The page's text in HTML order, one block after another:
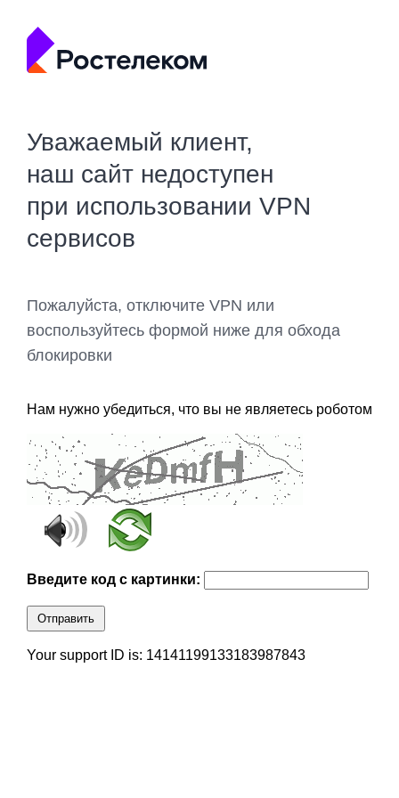
Уважаемый клиент,
наш сайт недоступен
при использовании VPN
сервисов
Пожалуйста, отключите VPN или
воспользуйтесь формой ниже для обхода
блокировки
Нам нужно убедиться, что вы не являетесь роботом
Введите код с картинки:
Отправить
Your support ID is: 14141199133183987843